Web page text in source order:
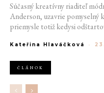
Súčasný kreatívny riaditeľ
Anderson, uzavrie pomyselný
priemysle totiž kedysi
jednej z najväčších luxusných
Pre-Fall 2027.
Kateřina Hlaváčková -
ČLÁNOK